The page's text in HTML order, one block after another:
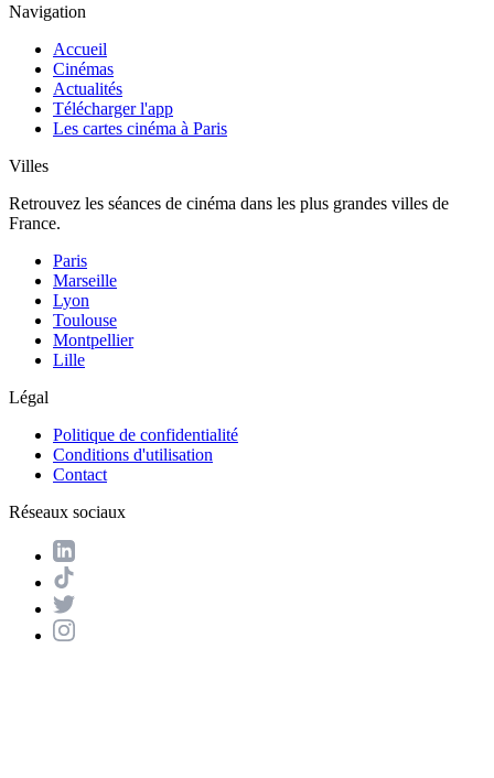
Navigation
Accueil
Cinémas
Actualités
Télécharger l'app
Les cartes cinéma à Paris
Villes
Retrouvez les séances de cinéma dans les plus grandes villes de
France.
Paris
Marseille
Lyon
Toulouse
Montpellier
Lille
Légal
Politique de confidentialité
Conditions d'utilisation
Contact
Réseaux sociaux